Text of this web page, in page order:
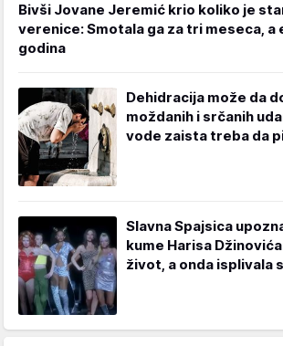
Bivši Jovane Jeremić krio koliko je
verenice: Smotala ga za tri meseca, a
godina
Dehidracija može da
moždanih i srčanih
vode zaista treba da
Slavna Spajsica
kume Harisa
život, a onda isplivala